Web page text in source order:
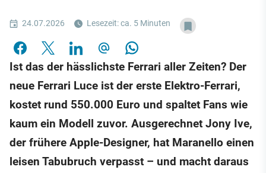
24.07.2026 Lesezeit: ca. 5 Minuten
Ist das der hässlichste Ferrari aller Zeiten? Der
neue Ferrari Luce ist der erste Elektro-Ferrari,
kostet rund 550.000 Euro und spaltet Fans wie
kaum ein Modell zuvor. Ausgerechnet Jony Ive,
der frühere Apple-Designer, hat Maranello einen
leisen Tabubruch verpasst – und macht daraus